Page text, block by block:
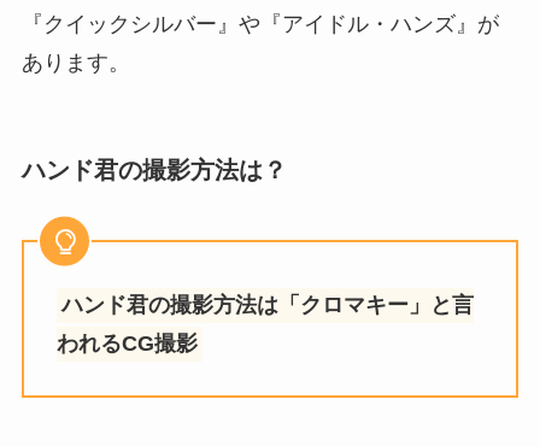
『クイックシルバー』や『アイドル・ハンズ』が
あります。
ハンド君の撮影方法は？
ハンド君の撮影方法は「クロマキー」と言
われるCG撮影